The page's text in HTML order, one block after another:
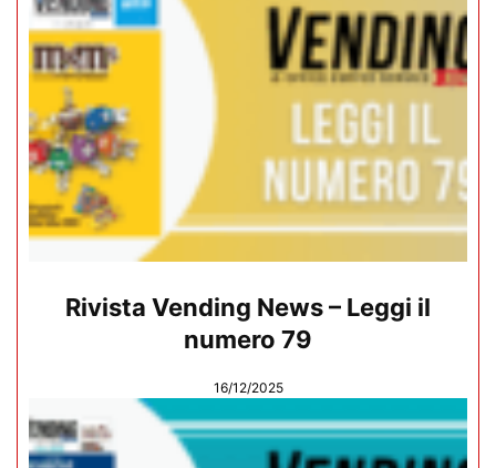
Rivista Vending News – Leggi il
numero 79
16/12/2025